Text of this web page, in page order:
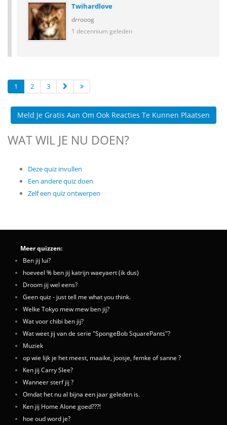
Twihardlove
drrooog
1 decennium geleden
1 2 3
Meld Je Gratis Aan Om Ook Reacties Te Kunnen Plaatsen
WAT WIL JE NU DOEN?
Deze quiz invullen
Een andere quiz doen
Zelf een quiz ontwerpen
Meer quizzen:
Ben jij lui?
hoeveel % ben jij katrijn waeyaert (ik dus)
Droom jij wel eens?
Geen quiz - just tell me what you think.
Welke Tokyo mew mew ben jij?
Wat voor chibi ben jij?
Wat weet jij van de serie "SpongeBob SquarePants"?
Muziek
op wie lijk je het meest, maaike, joosje, femke of sanne ?
Ken jij Carry Slee?
Wanneer sterf jij ?
Omdat het nu al bijna een jaar geleden is.
Ken jij Home Alone goed???!
hoe oud word je?